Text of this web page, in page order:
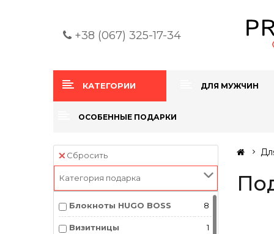
+38 (067) 325-17-34
КАТЕГОРИИ ДЛЯ МУЖЧИН
ОСОБЕННЫЕ ПОДАРКИ
Сбросить
Категория подарка
Блокноты HUGO BOSS 8
Визитницы 1